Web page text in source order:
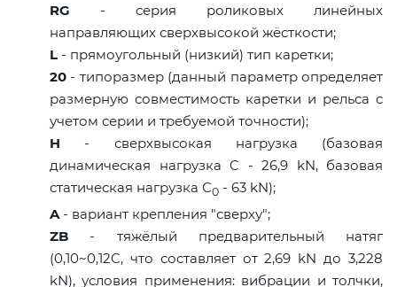
RG - серия роликовых линейных
направляющих сверхвысокой жёсткости;
L - прямоугольный (низкий) тип каретки;
20 - типоразмер (данный параметр определяет
размерную совместимость каретки и рельса с
учетом серии и требуемой точности);
H - сверхвысокая нагрузка (базовая
динамическая нагрузка C - 26,9 kN, базовая
статическая нагрузка С0 - 63 kN);
A- вариант крепления "сверху";
ZB - тяжёлый предварительный натяг
(0,10~0,12C, что составляет от 2,69 kN до 3,228
kN), условия применения: вибрации и толчки,